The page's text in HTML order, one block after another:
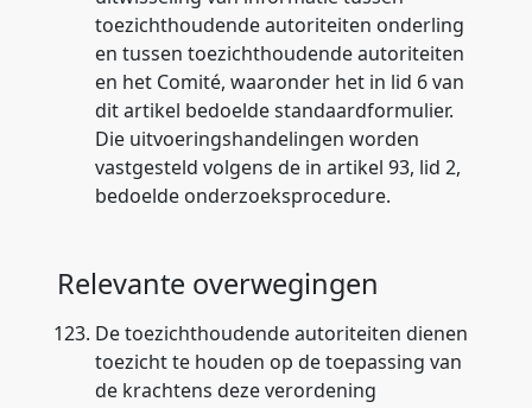
toezichthoudende autoriteiten onderling
en tussen toezichthoudende autoriteiten
en het Comité, waaronder het in lid 6 van
dit artikel bedoelde standaardformulier.
Die uitvoeringshandelingen worden
vastgesteld volgens de in artikel 93, lid 2,
bedoelde onderzoeksprocedure.
Relevante overwegingen
123. De toezichthoudende autoriteiten dienen
toezicht te houden op de toepassing van
de krachtens deze verordening